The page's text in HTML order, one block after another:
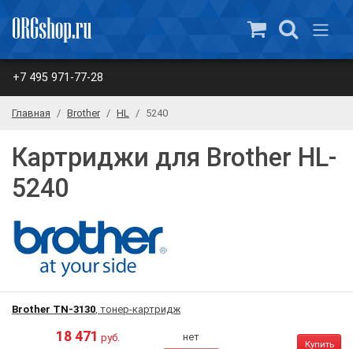
+7 495 971-77-28
Главная Brother HL 5240
Картриджи для Brother HL-
5240
Brother TN-3130, тонер-картридж
18 471 руб. нет
Купить